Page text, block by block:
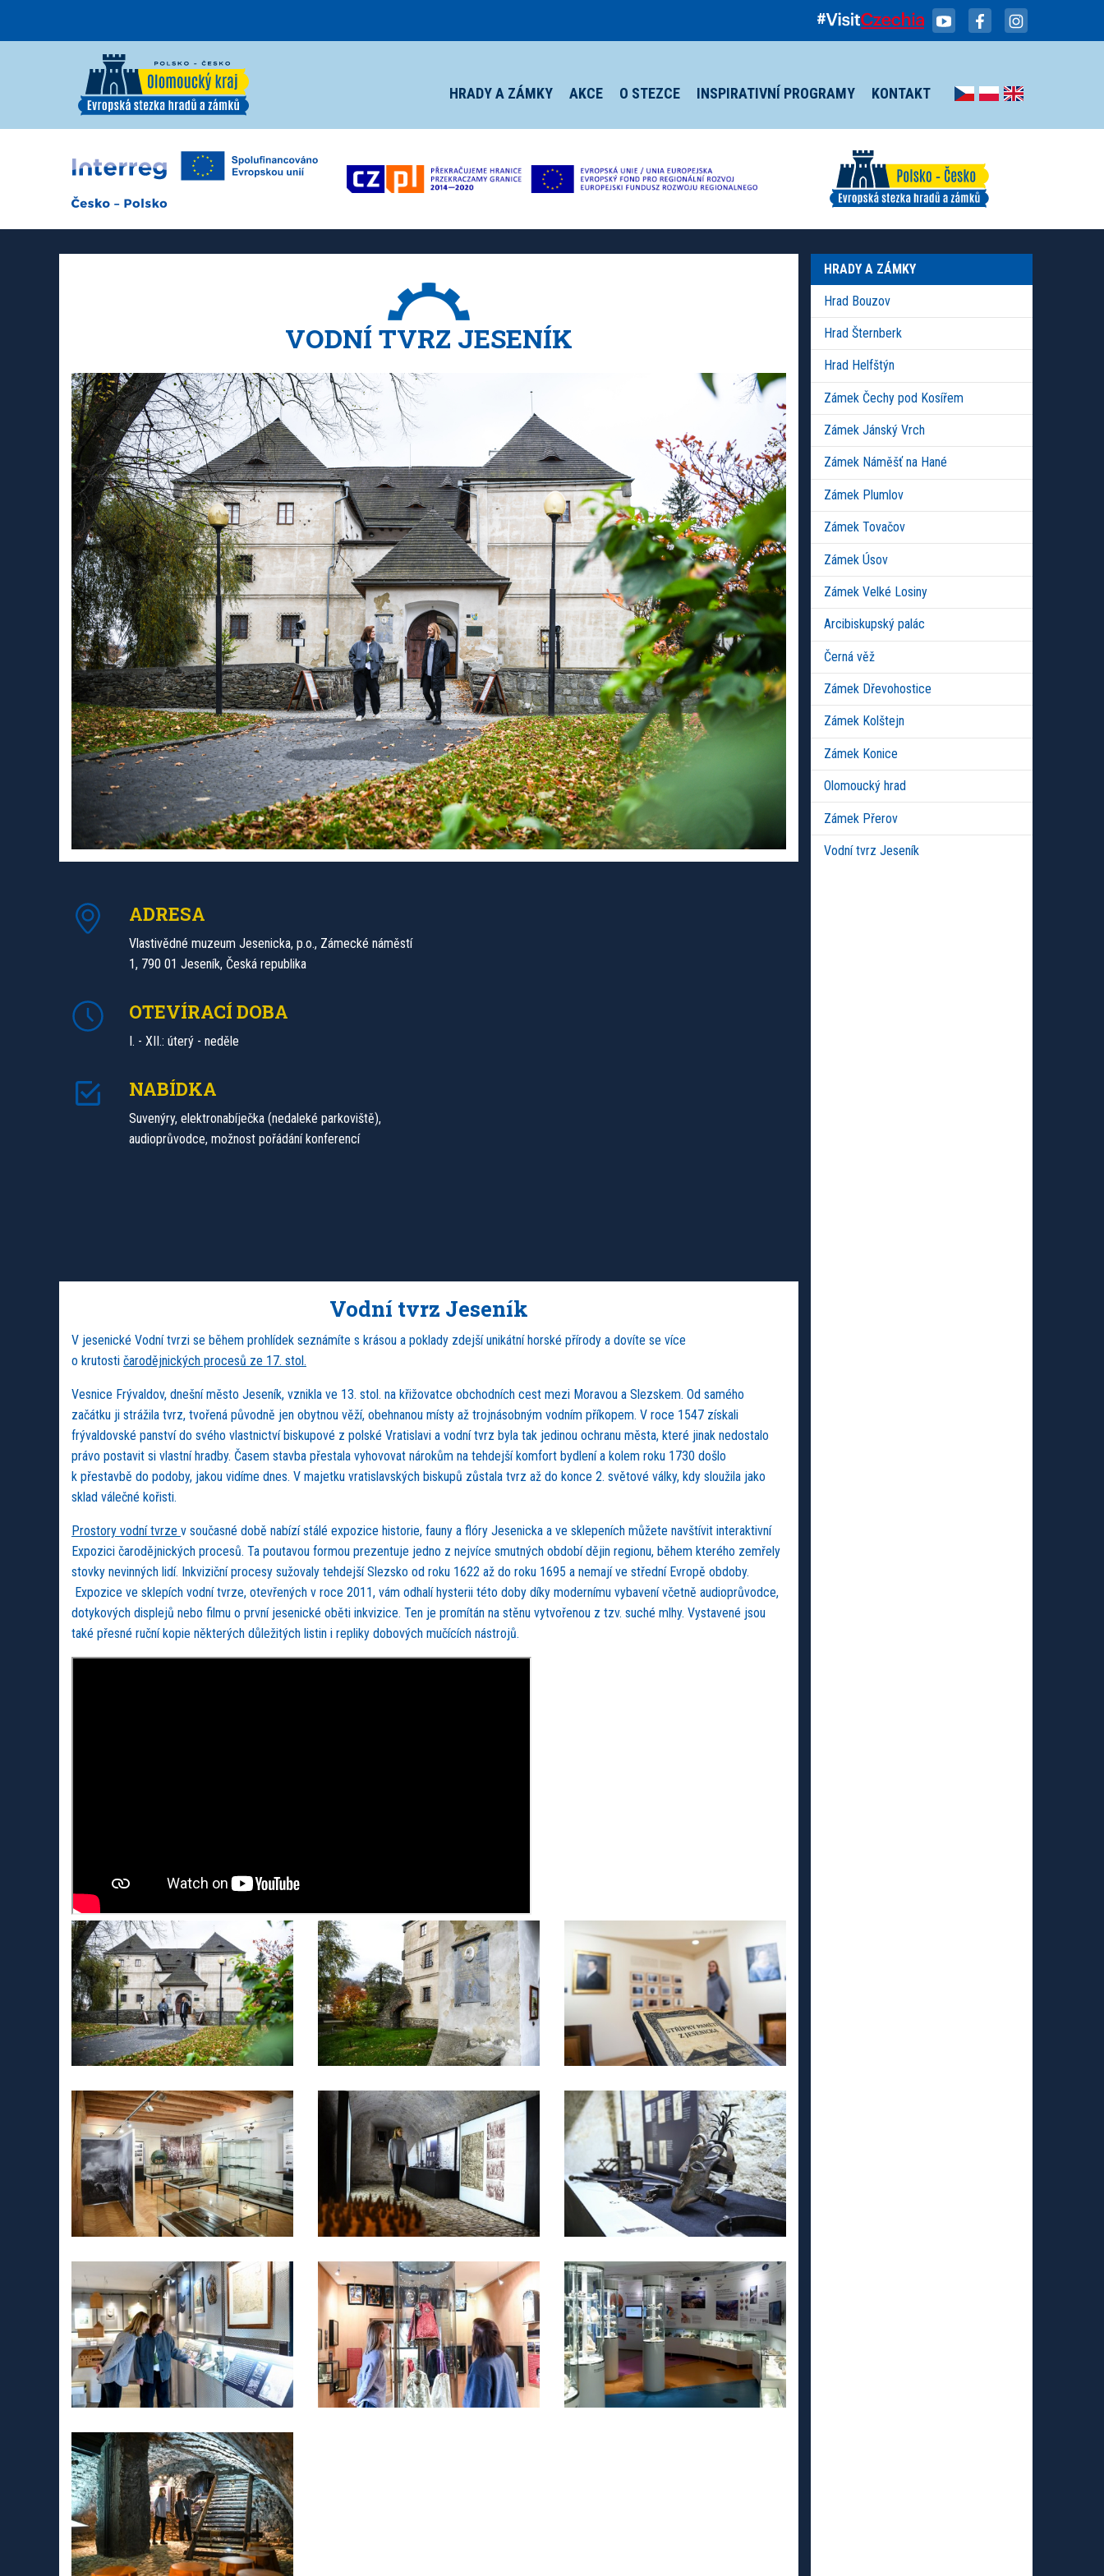
HRADY A ZÁMKY AKCE O STEZCE INSPIRATIVNÍ PROGRAMY KONTAKT
VODNÍ TVRZ JESENÍK
ADRESA
Vlastivědné muzeum Jesenicka, p.o., Zámecké náměstí
1, 790 01 Jeseník, Česká republika
OTEVÍRACÍ DOBA
I. - XII.: úterý - neděle
NABÍDKA
Suvenýry, elektronabíječka (nedaleké parkoviště),
audioprůvodce, možnost pořádání konferencí
Vodní tvrz Jeseník
V jesenické Vodní tvrzi se během prohlídek seznámíte s krásou a poklady zdejší unikátní horské přírody a dovíte se více
o krutosti čarodějnických procesů ze 17. stol.
Vesnice Frývaldov, dnešní město Jeseník, vznikla ve 13. stol. na křižovatce obchodních cest mezi Moravou a Slezskem. Od samého
začátku ji strážila tvrz, tvořená původně jen obytnou věží, obehnanou místy až trojnásobným vodním příkopem. V roce 1547 získali
frývaldovské panství do svého vlastnictví biskupové z polské Vratislavi a vodní tvrz byla tak jedinou ochranu města, které jinak nedostalo
právo postavit si vlastní hradby. Časem stavba přestala vyhovovat nárokům na tehdejší komfort bydlení a kolem roku 1730 došlo
k přestavbě do podoby, jakou vidíme dnes. V majetku vratislavských biskupů zůstala tvrz až do konce 2. světové války, kdy sloužila jako
sklad válečné kořisti.
Prostory vodní tvrze v současné době nabízí stálé expozice historie, fauny a flóry Jesenicka a ve sklepeních můžete navštívit interaktivní
Expozici čarodějnických procesů. Ta poutavou formou prezentuje jedno z nejvíce smutných období dějin regionu, během kterého zemřely
stovky nevinných lidí. Inkviziční procesy sužovaly tehdejší Slezsko od roku 1622 až do roku 1695 a nemají ve střední Evropě obdoby.
Expozice ve sklepích vodní tvrze, otevřených v roce 2011, vám odhalí hysterii této doby díky modernímu vybavení včetně audioprůvodce,
dotykových displejů nebo filmu o první jesenické oběti inkvizice. Ten je promítán na stěnu vytvořenou z tzv. suché mlhy. Vystavené jsou
také přesné ruční kopie některých důležitých listin i repliky dobových mučících nástrojů.
HRADY A ZÁMKY
Hrad Bouzov
Hrad Šternberk
Hrad Helfštýn
Zámek Čechy pod Kosířem
Zámek Jánský Vrch
Zámek Náměšť na Hané
Zámek Plumlov
Zámek Tovačov
Zámek Úsov
Zámek Velké Losiny
Arcibiskupský palác
Černá věž
Zámek Dřevohostice
Zámek Kolštejn
Zámek Konice
Olomoucký hrad
Zámek Přerov
Vodní tvrz Jeseník